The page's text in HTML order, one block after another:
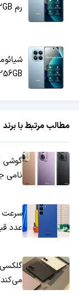
رم 12GB
256GB رم 8GB
مطالب مرتبط با برند
نامی
عدد